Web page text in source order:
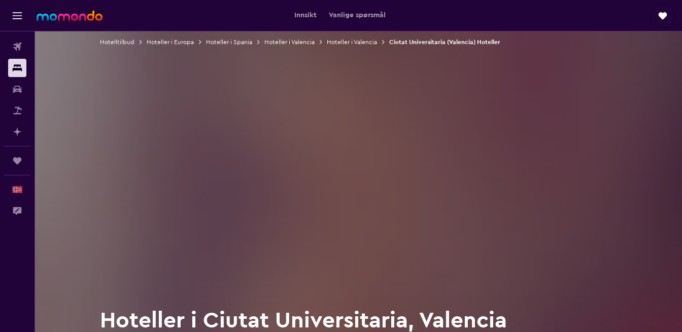
Innsikt Vanlige spørsmål
Hotelltilbud Hoteller i Europa Hoteller i Spania Hoteller i Valencia Hoteller i Valencia Ciutat Universitaria (Valencia) Hoteller
Hoteller i Ciutat Universitaria, Valencia